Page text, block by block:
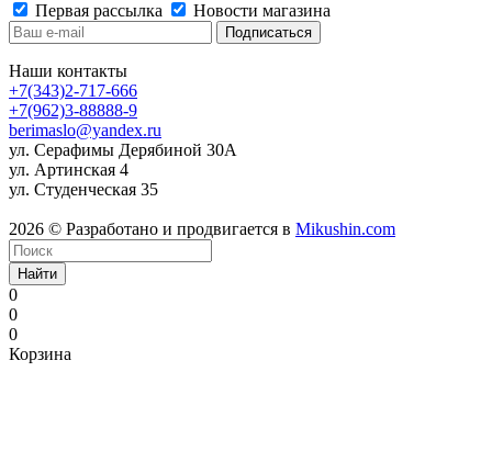
Первая рассылка
Новости магазина
Наши контакты
+7(343)2-717-666
+7(962)3-88888-9
berimaslo@yandex.ru
ул. Серафимы Дерябиной 30А
ул. Артинская 4
ул. Студенческая 35
2026 © Разработано и продвигается в Mikushin.com
Найти
0
0
0
Корзина